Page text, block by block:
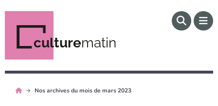
culturematin
Nos archives du mois de mars 2023